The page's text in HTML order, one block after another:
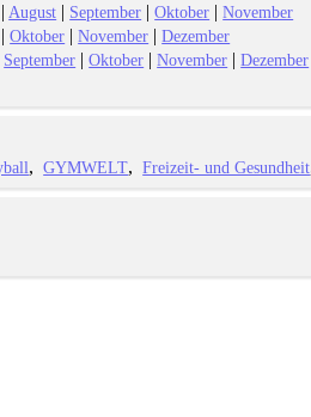
| August | September |Oktober |November
|Oktober |November |Dezember
September |Oktober |November |Dezember
GYMWELT Freizeit- und Gesundheit